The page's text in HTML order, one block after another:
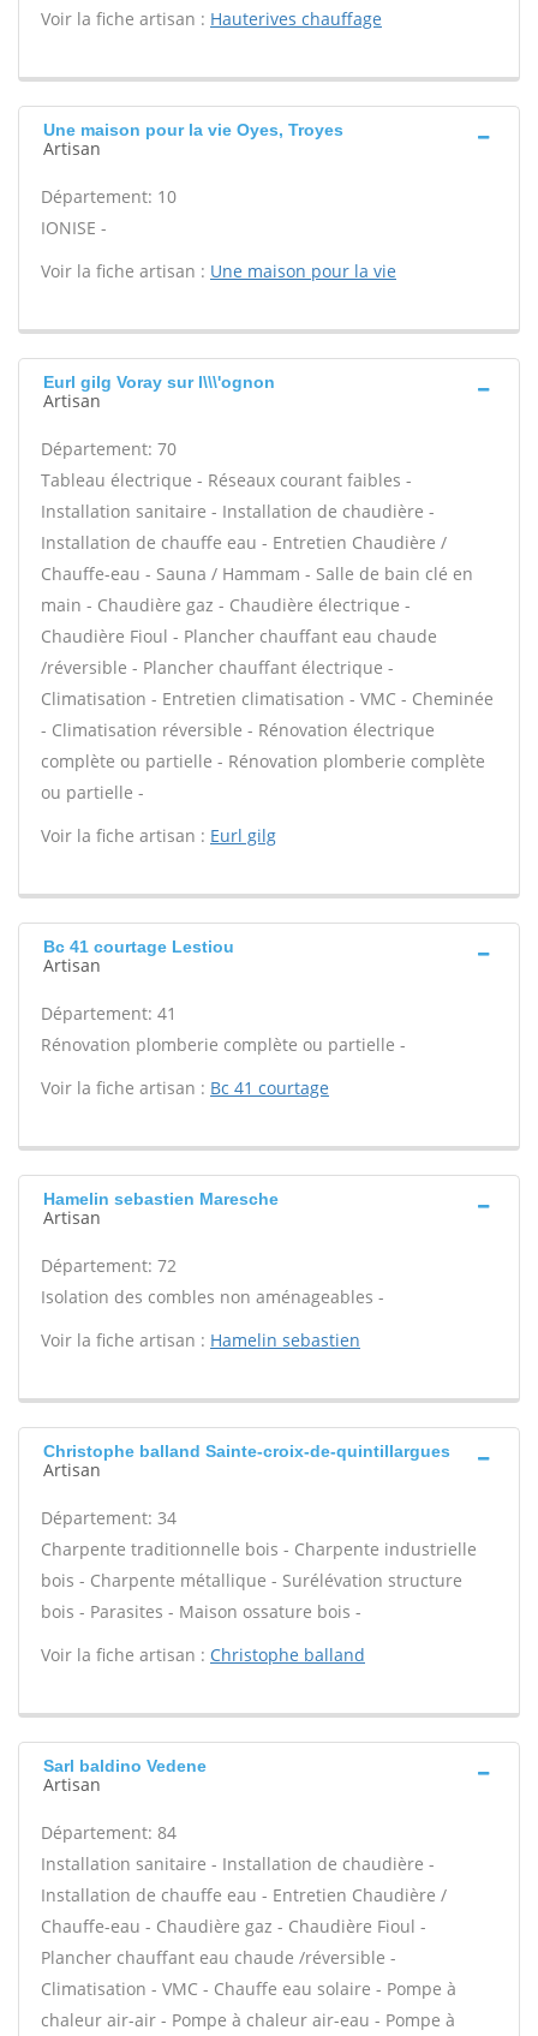
Voir la fiche artisan : Hauterives chauffage
Une maison pour la vie Oyes, Troyes
Artisan
Département: 10
IONISE -
Voir la fiche artisan : Une maison pour la vie
Eurl gilg Voray sur l\\\'ognon
Artisan
Département: 70
Tableau électrique - Réseaux courant faibles -
Installation sanitaire - Installation de chaudière -
Installation de chauffe eau - Entretien Chaudière /
Chauffe-eau - Sauna / Hammam - Salle de bain clé en
main - Chaudière gaz - Chaudière électrique -
Chaudière Fioul - Plancher chauffant eau chaude
/réversible - Plancher chauffant électrique -
Climatisation - Entretien climatisation - VMC - Cheminée
- Climatisation réversible - Rénovation électrique
complète ou partielle - Rénovation plomberie complète
ou partielle -
Voir la fiche artisan : Eurl gilg
Bc 41 courtage Lestiou
Artisan
Département: 41
Rénovation plomberie complète ou partielle -
Voir la fiche artisan : Bc 41 courtage
Hamelin sebastien Maresche
Artisan
Département: 72
Isolation des combles non aménageables -
Voir la fiche artisan : Hamelin sebastien
Christophe balland Sainte-croix-de-quintillargues
Artisan
Département: 34
Charpente traditionnelle bois - Charpente industrielle
bois - Charpente métallique - Surélévation structure
bois - Parasites - Maison ossature bois -
Voir la fiche artisan : Christophe balland
Sarl baldino Vedene
Artisan
Département: 84
Installation sanitaire - Installation de chaudière -
Installation de chauffe eau - Entretien Chaudière /
Chauffe-eau - Chaudière gaz - Chaudière Fioul -
Plancher chauffant eau chaude /réversible -
Climatisation - VMC - Chauffe eau solaire - Pompe à
chaleur air-air - Pompe à chaleur air-eau - Pompe à